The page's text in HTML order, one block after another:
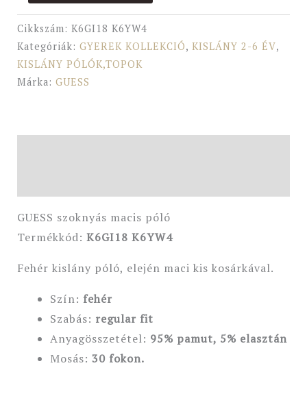
Cikkszám: K6GI18 K6YW4
Kategóriák: GYEREK KOLLEKCIÓ, KISLÁNY 2-6 ÉV,
KISLÁNY PÓLÓK,TOPOK
Márka: GUESS
GUESS szoknyás macis póló
Termékkód: K6GI18 K6YW4
Fehér kislány póló, elején maci kis kosárkával.
Szín: fehér
Szabás: regular fit
Anyagösszetétel: 95% pamut, 5% elasztán
Mosás: 30 fokon.